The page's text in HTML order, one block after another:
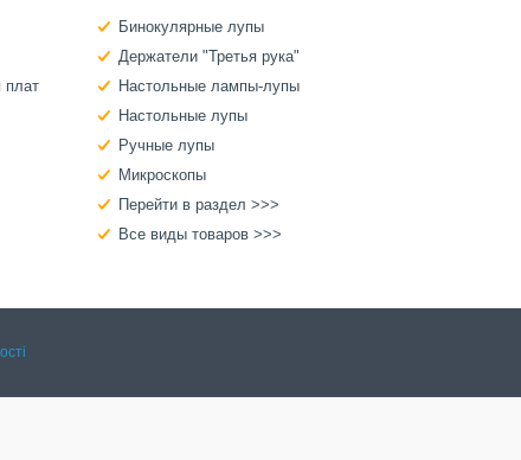
плат
Бинокулярные лупы
Держатели "Третья рука"
Настольные лампы-лупы
Настольные лупы
Ручные лупы
Микроскопы
Перейти в раздел >>>
Все виды товаров >>>